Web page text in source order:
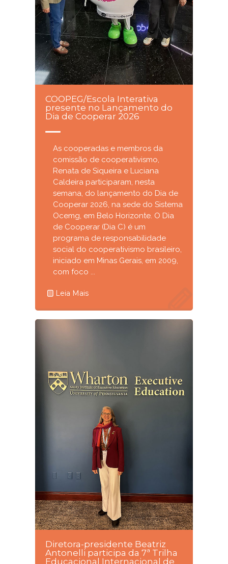
COOPEG/Escola Interativa
presente no Lançamento do
Dia de Cooperar 2026
As cooperadas e membros da
comissão de cooperativismo,
Renata de Siqueira e Luciana
Caldeira participaram, nesta
semana, do lançamento do Dia de
Cooperar 2026, na sede do Sistema
Ocemg, em Belo Horizonte. O Dia
de Cooperar (Dia C) é um
programa de responsabilidade
social do cooperativismo brasileiro,
iniciado em Minas Gerais, em 2009,
com foco ...
Leia Mais
Diretora-presidente Beatriz
Antonelli participa da 7ª Trilha
Educacional Internacional de